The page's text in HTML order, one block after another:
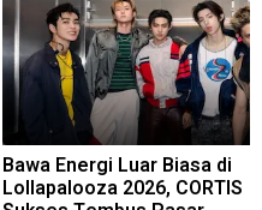
Bawa Energi Luar Biasa di
Lollapalooza 2026, CORTIS